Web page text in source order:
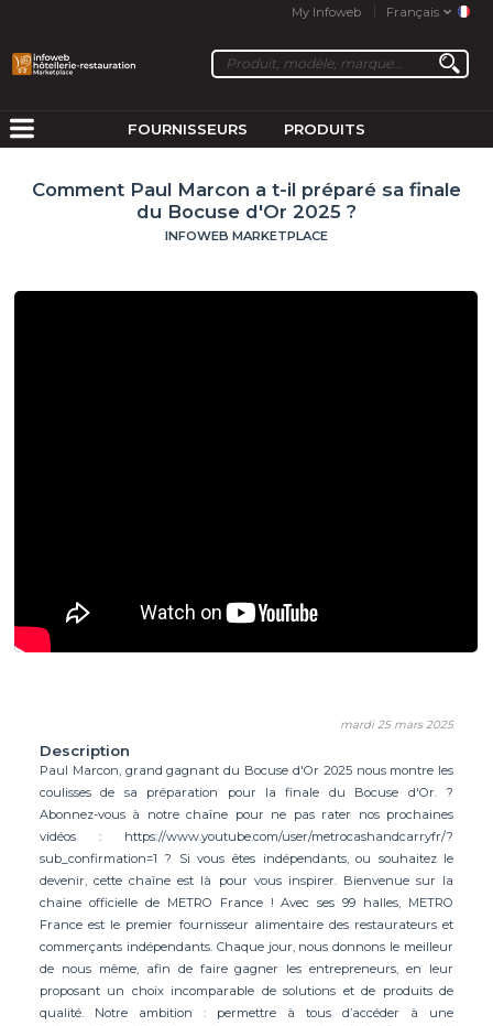
My Infoweb Français
FOURNISSEURS PRODUITS
Comment Paul Marcon a t-il préparé sa finale
du Bocuse d'Or 2025 ?
INFOWEB MARKETPLACE
mardi 25 mars 2025
Description
Paul Marcon, grand gagnant du Bocuse d'Or 2025 nous montre les
coulisses de sa préparation pour la finale du Bocuse d'Or. ?
Abonnez-vous à notre chaîne pour ne pas rater nos prochaines
vidéos : https://www.youtube.com/user/metrocashandcarryfr/?
sub_confirmation=1 ? Si vous êtes indépendants, ou souhaitez le
devenir, cette chaîne est là pour vous inspirer. Bienvenue sur la
chaine officielle de METRO France ! Avec ses 99 halles, METRO
France est le premier fournisseur alimentaire des restaurateurs et
commerçants indépendants. Chaque jour, nous donnons le meilleur
de nous même, afin de faire gagner les entrepreneurs, en leur
proposant un choix incomparable de solutions et de produits de
qualité. Notre ambition : permettre à tous d’accéder à une